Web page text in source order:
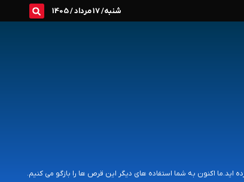
شنبه/ 17 مرداد / 1405
اکنون به شما استفاده های دیگر این قرص ها را بازگو می کنیم.